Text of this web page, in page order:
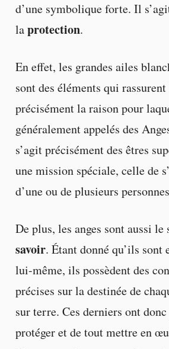
d’une symbolique forte. Il
laprotection.
En effet, les grandes ailes
sont des éléments qui
précisément la raison pour
généralement appelés des
s’agit précisément des êtres
une mission spéciale, celle de
d’une ou de plusieurs
De plus, les anges sont aussi le
savoir. Étant donné qu’ils sont
lui-même, ils possèdent des
précises sur la destinée de
sur terre. Ces derniers ont
protéger et de tout mettre en